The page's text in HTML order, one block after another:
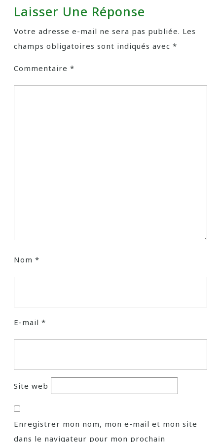
Laisser Une Réponse
Votre adresse e-mail ne sera pas publiée. Les
champs obligatoires sont indiqués avec *
Commentaire *
Nom *
E-mail *
Site web
Enregistrer mon nom, mon e-mail et mon site
dans le navigateur pour mon prochain